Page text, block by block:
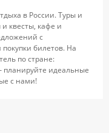
в России. Туры и
и квесты, кафе и
с
билетов. На
по стране:
идеальные
с нами!